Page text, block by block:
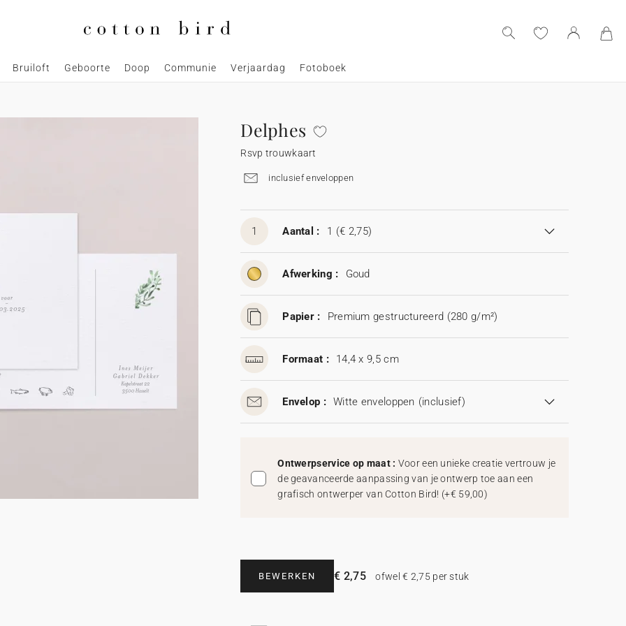
Bruiloft Geboorte Doop Communie Verjaardag Fotoboek
Delphes
Rsvp trouwkaart
inclusief enveloppen
1 Aantal : 1 (€ 2,75)
Afwerking : Goud
Papier : Premium gestructureerd (280 g/m²)
Formaat : 14,4 x 9,5 cm
Envelop : Witte enveloppen (inclusief)
Ontwerpservice op maat : Voor een unieke creatie vertrouw je
de geavanceerde aanpassing van je ontwerp toe aan een
grafisch ontwerper van Cotton Bird! (+€ 59,00)
BEWERKEN € 2,75 ofwel € 2,75 per stuk